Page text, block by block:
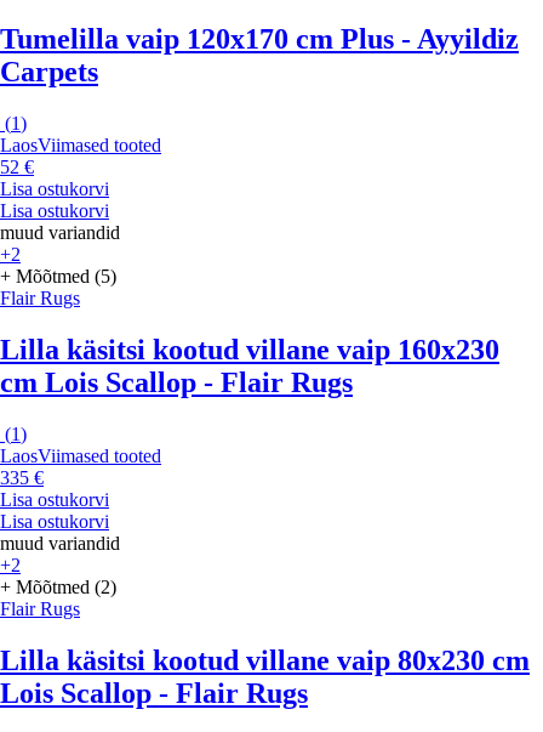
Tumelilla vaip 120x170 cm Plus - Ayyildiz
Carpets
(1)
LaosViimased tooted
52 €
Lisa ostukorvi
Lisa ostukorvi
muud variandid
+2
+ Mõõtmed (5)
Flair Rugs
Lilla käsitsi kootud villane vaip 160x230
cm Lois Scallop - Flair Rugs
(1)
LaosViimased tooted
335 €
Lisa ostukorvi
Lisa ostukorvi
muud variandid
+2
+ Mõõtmed (2)
Flair Rugs
Lilla käsitsi kootud villane vaip 80x230 cm
Lois Scallop - Flair Rugs